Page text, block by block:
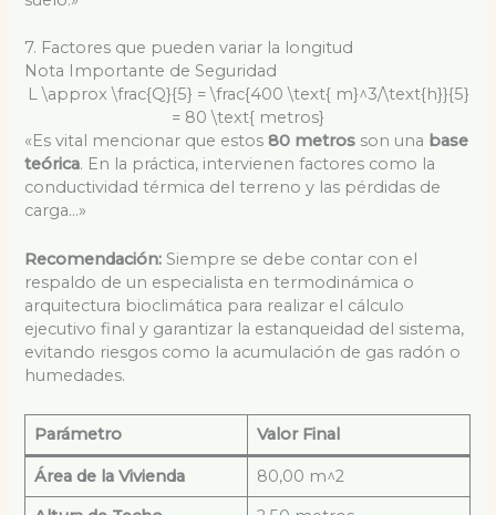
7. Factores que pueden variar la longitud
Nota Importante de Seguridad
L \approx \frac{Q}{5} = \frac{400 \text{ m}^3/\text{h}}{5}
= 80 \text{ metros}
«Es vital mencionar que estos80 metros son una base
teórica. En la práctica, intervienen factores como la
conductividad térmica del terreno y las pérdidas de
carga…»
Recomendación: Siempre se debe contar con el
respaldo de un especialista en termodinámica o
arquitectura bioclimática para realizar el cálculo
ejecutivo final y garantizar la estanqueidad del sistema,
evitando riesgos como la acumulación de gas radón o
humedades.
Parámetro Valor Final
Área de la Vivienda 80,00 m^2